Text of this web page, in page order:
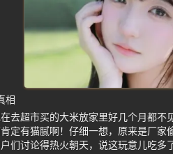
相
去超市买的大米放家里好几个月都
定有猫腻啊！仔细一想，原来是厂
们讨论得热火朝天，说这玩意儿吃多